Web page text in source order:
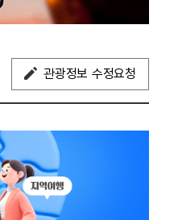
관광정보 수정요청